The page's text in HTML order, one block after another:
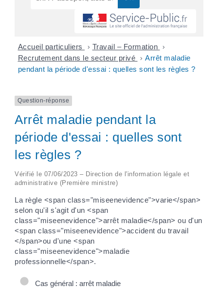
Accueil particuliers > Travail – Formation >
Recrutement dans le secteur privé > Arrêt maladie
pendant la période d'essai : quelles sont les règles ?
Question-réponse
Arrêt maladie pendant la
période d'essai : quelles sont
les règles ?
Vérifié le 07/06/2023 – Direction de l'information légale et
administrative (Première ministre)
La règle <span class="miseenevidence">varie</span>
selon qu'il s'agit d'un <span
class="miseenevidence">arrêt maladie</span> ou d'un
<span class="miseenevidence">accident du travail
</span>ou d'une <span
class="miseenevidence">maladie
professionnelle</span>.
Cas général : arrêt maladie